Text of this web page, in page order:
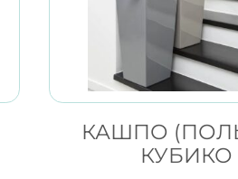
КАШПО
КУБИКО